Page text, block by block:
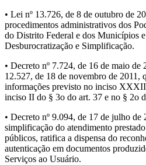
• Lei nº 13.726, de 8 de outubro de
procedimentos administrativos dos
do Distrito Federal e dos Municípios
Desburocratização e Simplificação.
• Decreto nº 7.724, de 16 de maio
12.527, de 18 de novembro de 2011,
informações previsto no inciso
inciso II do § 3o do art. 37 e no § 2o
• Decreto nº 9.094, de 17 de julho de
simplificação do atendimento
públicos, ratifica a dispensa do
autenticação em documentos
Serviços ao Usuário.